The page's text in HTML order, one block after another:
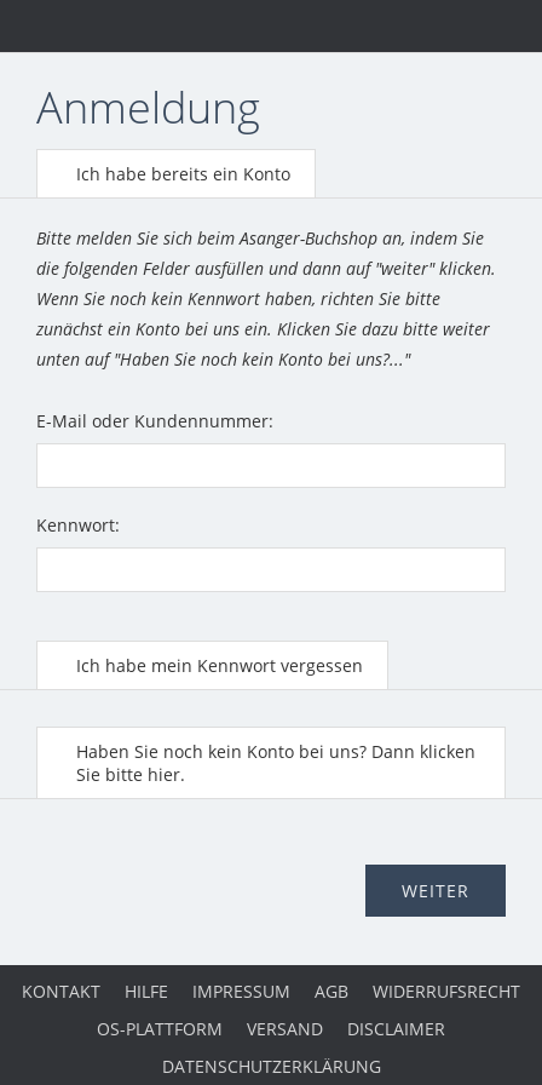
Anmeldung
Ich habe bereits ein Konto
Bitte melden Sie sich beim Asanger-Buchshop an, indem Sie
die folgenden Felder ausfüllen und dann auf "weiter" klicken.
Wenn Sie noch kein Kennwort haben, richten Sie bitte
zunächst ein Konto bei uns ein. Klicken Sie dazu bitte weiter
unten auf "Haben Sie noch kein Konto bei uns?..."
E-Mail oder Kundennummer:
Kennwort:
Ich habe mein Kennwort vergessen
Haben Sie noch kein Konto bei uns? Dann klicken
Sie bitte hier.
KONTAKT HILFE IMPRESSUM AGB
WIDERRUFSRECHT
OS-PLATTFORM
VERSAND
DISCLAIMER
DATENSCHUTZERKLÄRUNG